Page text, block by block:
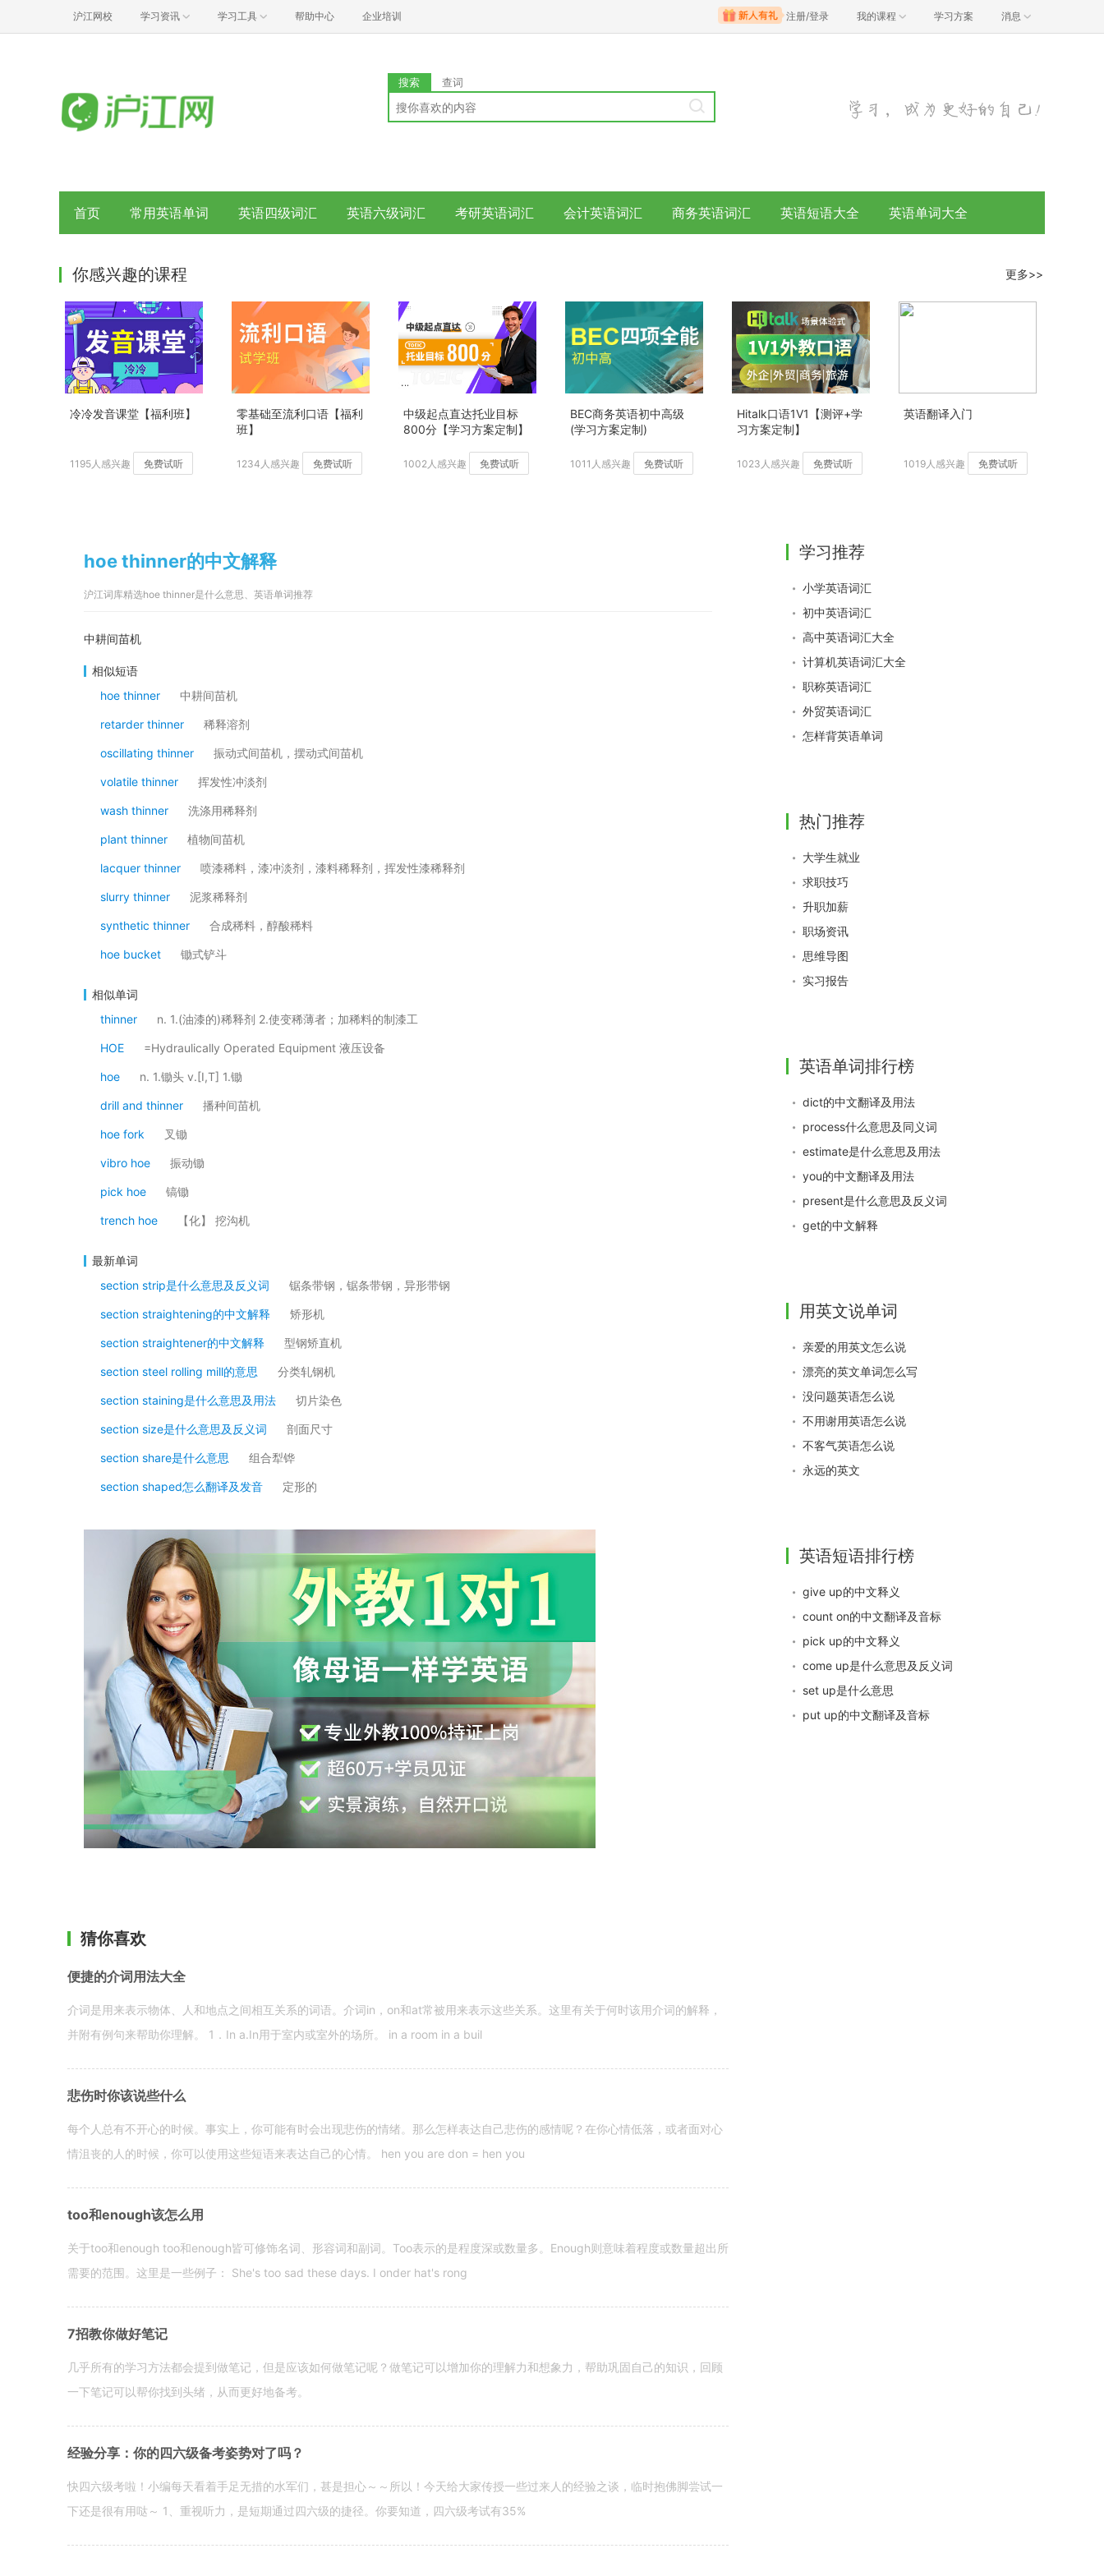
沪江网校 学习资讯 学习工具 帮助中心 企业培训 注册/登录 我的课程 学习方案 消息
搜索 查词
首页 常用英语单词 英语四级词汇 英语六级词汇 考研英语词汇 会计英语词汇 商务英语词汇 英语短语大全 英语单词大全
你感兴趣的课程 更多>>
冷冷发音课堂【福利班】
1195人感兴趣 免费试听
零基础至流利口语【福利
班】
1234人感兴趣 免费试听
中级起点直达托业目标
800分【学习方案定制】
1002人感兴趣 免费试听
BEC商务英语初中高级
(学习方案定制)
1011人感兴趣 免费试听
Hitalk口语1V1【测评+学
习方案定制】
1023人感兴趣 免费试听
英语翻译入门
1019人感兴趣 免费试听
hoe thinner的中文解释
沪江词库精选hoe thinner是什么意思、英语单词推荐
中耕间苗机
相似短语
hoe thinner
中耕间苗机
retarder thinner 稀释溶剂
oscillating thinner 振动式间苗机，摆动式间苗机
volatile thinner 挥发性冲淡剂
wash thinner 洗涤用稀释剂
plant thinner 植物间苗机
lacquer thinner 喷漆稀料，漆冲淡剂，漆料稀释剂，挥发性漆稀释剂
slurry thinner 泥浆稀释剂
synthetic thinner 合成稀料，醇酸稀料
hoe bucket 锄式铲斗
相似单词
thinner
n. 1.(油漆的)稀释剂 2.使变稀薄者；加稀料的制漆工
HOE =Hydraulically Operated Equipment 液压设备
hoe n. 1.锄头 v.[I,T] 1.锄
drill and thinner 播种间苗机
hoe fork 叉锄
vibro hoe 振动锄
pick hoe 镐锄
trench hoe 【化】 挖沟机
最新单词
section strip是什么意思及反义词
锯条带钢，锯条带钢，异形带钢
section straightening的中文解释 矫形机
section straightener的中文解释 型钢矫直机
section steel rolling mill的意思 分类轧钢机
section staining是什么意思及用法 切片染色
section size是什么意思及反义词 剖面尺寸
section share是什么意思 组合犁铧
section shaped怎么翻译及发音 定形的
猜你喜欢
便捷的介词用法大全
介词是用来表示物体、人和地点之间相互关系的词语。介词in，on和at常被用来表示这些关系。这里有关于何时该用介词的解释，
并附有例句来帮助你理解。 1．In a.In用于室内或室外的场所。 in a room in a buil
悲伤时你该说些什么
每个人总有不开心的时候。事实上，你可能有时会出现悲伤的情绪。那么怎样表达自己悲伤的感情呢？在你心情低落，或者面对心
情沮丧的人的时候，你可以使用这些短语来表达自己的心情。 hen you are don = hen you
too和enough该怎么用
关于too和enough too和enough皆可修饰名词、形容词和副词。Too表示的是程度深或数量多。Enough则意味着程度或数量超出所
需要的范围。这里是一些例子： She's too sad these days. I onder hat's rong
7招教你做好笔记
几乎所有的学习方法都会提到做笔记，但是应该如何做笔记呢？做笔记可以增加你的理解力和想象力，帮助巩固自己的知识，回顾
一下笔记可以帮你找到头绪，从而更好地备考。
经验分享：你的四六级备考姿势对了吗？
快四六级考啦！小编每天看着手足无措的水军们，甚是担心～～所以！今天给大家传授一些过来人的经验之谈，临时抱佛脚尝试一
下还是很有用哒～ 1、重视听力，是短期通过四六级的捷径。你要知道，四六级考试有35%
学习推荐
小学英语词汇
初中英语词汇
高中英语词汇大全
计算机英语词汇大全
职称英语词汇
外贸英语词汇
怎样背英语单词
热门推荐
大学生就业
求职技巧
升职加薪
职场资讯
思维导图
实习报告
英语单词排行榜
dict的中文翻译及用法
process什么意思及同义词
estimate是什么意思及用法
you的中文翻译及用法
present是什么意思及反义词
get的中文解释
用英文说单词
亲爱的用英文怎么说
漂亮的英文单词怎么写
没问题英语怎么说
不用谢用英语怎么说
不客气英语怎么说
永远的英文
英语短语排行榜
give up的中文释义
count on的中文翻译及音标
pick up的中文释义
come up是什么意思及反义词
set up是什么意思
put up的中文翻译及音标